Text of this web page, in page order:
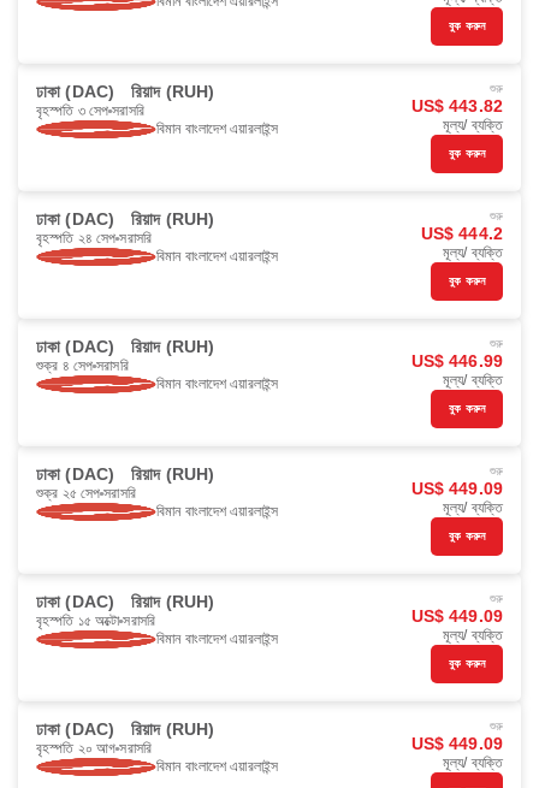
বুক করুন
ঢাকা (DAC) রিয়াদ (RUH)
বৃহস্পতি ৩ সেপ সরাসরি
বিমান বাংলাদেশ এয়ারলাইন্স
শুরু
US$ 443.82
মূল্য/ ব্যক্তি
বুক করুন
ঢাকা (DAC) রিয়াদ (RUH)
বৃহস্পতি ২৪ সেপ সরাসরি
বিমান বাংলাদেশ এয়ারলাইন্স
শুরু
US$ 444.2
মূল্য/ ব্যক্তি
বুক করুন
ঢাকা (DAC) রিয়াদ (RUH)
শুক্র ৪ সেপ সরাসরি
বিমান বাংলাদেশ এয়ারলাইন্স
শুরু
US$ 446.99
মূল্য/ ব্যক্তি
বুক করুন
ঢাকা (DAC) রিয়াদ (RUH)
শুক্র ২৫ সেপ সরাসরি
বিমান বাংলাদেশ এয়ারলাইন্স
শুরু
US$ 449.09
মূল্য/ ব্যক্তি
বুক করুন
ঢাকা (DAC) রিয়াদ (RUH)
বৃহস্পতি ১৫ অক্টো সরাসরি
বিমান বাংলাদেশ এয়ারলাইন্স
শুরু
US$ 449.09
মূল্য/ ব্যক্তি
বুক করুন
ঢাকা (DAC) রিয়াদ (RUH)
বৃহস্পতি ২০ আগ সরাসরি
বিমান বাংলাদেশ এয়ারলাইন্স
শুরু
US$ 449.09
মূল্য/ ব্যক্তি